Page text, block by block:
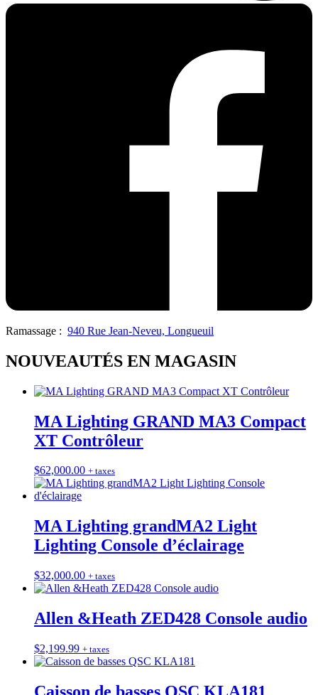
Ramassage : 940 Rue Jean-Neveu, Longueuil
NOUVEAUTÉS EN MAGASIN
MA Lighting GRAND MA3 Compact
XT Contrôleur
$62,000.00 + taxes
MA Lighting grandMA2 Light
Lighting Console d’éclairage
$32,000.00 + taxes
Allen &Heath ZED428 Console audio
$2,199.99 + taxes